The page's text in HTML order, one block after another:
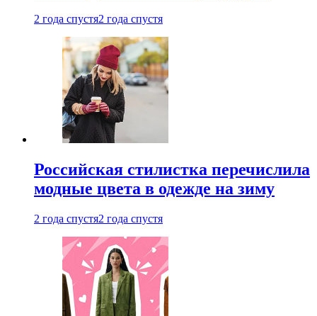
2 года спустя2 года спустя
Российская стилистка перечислила
модные цвета в одежде на зиму
2 года спустя2 года спустя